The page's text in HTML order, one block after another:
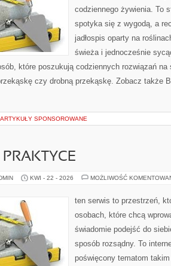
codziennego żywienia. To
spotyka się z wygodą, a
jadłospis oparty na
świeża i jednocześnie
które poszukują codziennych rozwiązań na
czy drobną przekąskę. Zobacz także
ARTYKUŁY SPONSOROWANE
PRAKTYCE
KWI - 22 - 2026 MOŻLIWOŚĆ
ten serwis to przestrzeń,
osobach, które chcą
świadomie podejść do
sposób rozsądny. To
poświęcony tematom